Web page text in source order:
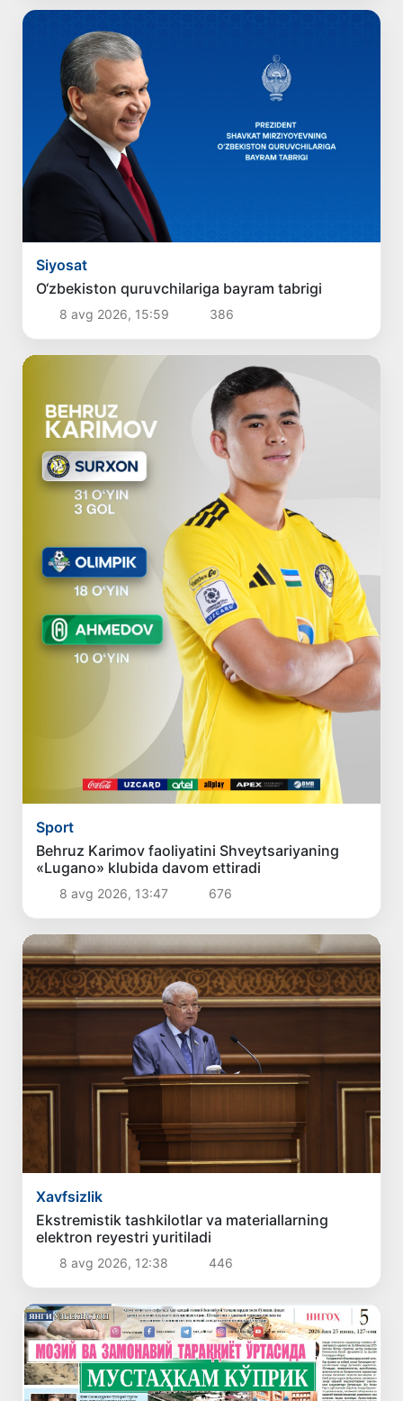
Siyosat
O‘zbekiston quruvchilariga bayram tabrigi
8 avg 2026, 15:59 386
Sport
Behruz Karimov faoliyatini Shveytsariyaning
«Lugano» klubida davom ettiradi
8 avg 2026, 13:47 676
Xavfsizlik
Ekstremistik tashkilotlar va materiallarning
elektron reyestri yuritiladi
8 avg 2026, 12:38 446